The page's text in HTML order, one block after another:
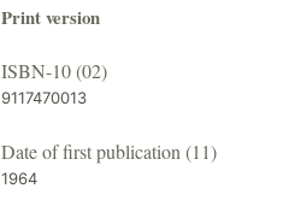
Print version
ISBN-10 (02)
9117470013
Date of first publication (11)
1964